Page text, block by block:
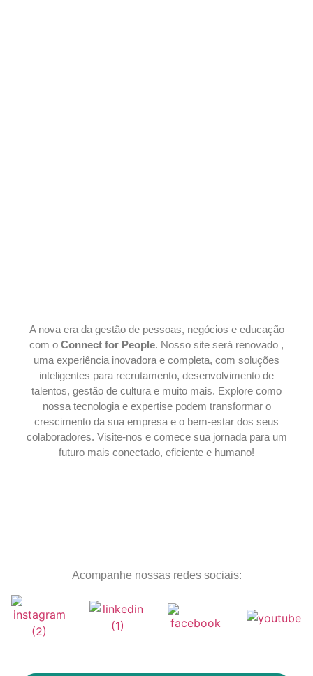
A nova era da gestão de pessoas, negócios e educação
com o Connect for People. Nosso site será renovado ,
uma experiência inovadora e completa, com soluções
inteligentes para recrutamento, desenvolvimento de
talentos, gestão de cultura e muito mais. Explore como
nossa tecnologia e expertise podem transformar o
crescimento da sua empresa e o bem-estar dos seus
colaboradores. Visite-nos e comece sua jornada para um
futuro mais conectado, eficiente e humano!
Acompanhe nossas redes sociais: